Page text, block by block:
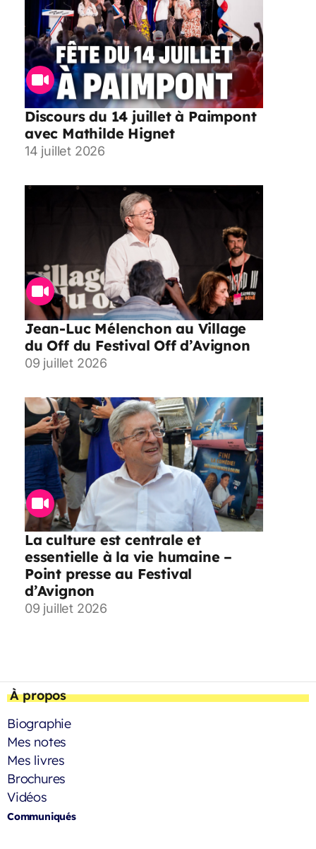
Discours du 14 juillet à Paimpont
avec Mathilde Hignet
14 juillet 2026
Jean-Luc Mélenchon au Village
du Off du Festival Off d’Avignon
09 juillet 2026
La culture est centrale et
essentielle à la vie humaine –
Point presse au Festival
d’Avignon
09 juillet 2026
À propos
Biographie
Mes notes
Mes livres
Brochures
Vidéos
Communiqués